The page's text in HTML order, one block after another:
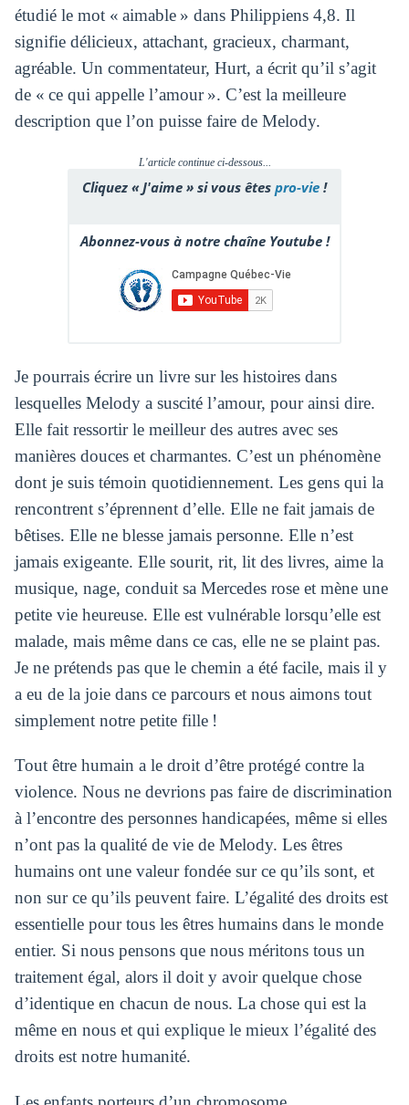
étudié le mot « aimable » dans Philippiens 4,8. Il
signifie délicieux, attachant, gracieux, charmant,
agréable. Un commentateur, Hurt, a écrit qu’il s’agit
de « ce qui appelle l’amour ». C’est la meilleure
description que l’on puisse faire de Melody.
L'article continue ci-dessous...
Cliquez « J'aime » si vous êtes pro-vie !
Abonnez-vous à notre chaîne Youtube !
Je pourrais écrire un livre sur les histoires dans
lesquelles Melody a suscité l’amour, pour ainsi dire.
Elle fait ressortir le meilleur des autres avec ses
manières douces et charmantes. C’est un phénomène
dont je suis témoin quotidiennement. Les gens qui la
rencontrent s’éprennent d’elle. Elle ne fait jamais de
bêtises. Elle ne blesse jamais personne. Elle n’est
jamais exigeante. Elle sourit, rit, lit des livres, aime la
musique, nage, conduit sa Mercedes rose et mène une
petite vie heureuse. Elle est vulnérable lorsqu’elle est
malade, mais même dans ce cas, elle ne se plaint pas.
Je ne prétends pas que le chemin a été facile, mais il y
a eu de la joie dans ce parcours et nous aimons tout
simplement notre petite fille !
Tout être humain a le droit d’être protégé contre la
violence. Nous ne devrions pas faire de discrimination
à l’encontre des personnes handicapées, même si elles
n’ont pas la qualité de vie de Melody. Les êtres
humains ont une valeur fondée sur ce qu’ils sont, et
non sur ce qu’ils peuvent faire. L’égalité des droits est
essentielle pour tous les êtres humains dans le monde
entier. Si nous pensons que nous méritons tous un
traitement égal, alors il doit y avoir quelque chose
d’identique en chacun de nous. La chose qui est la
même en nous et qui explique le mieux l’égalité des
droits est notre humanité.